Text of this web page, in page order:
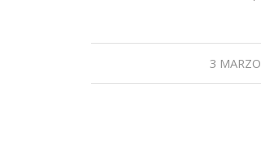
3 /